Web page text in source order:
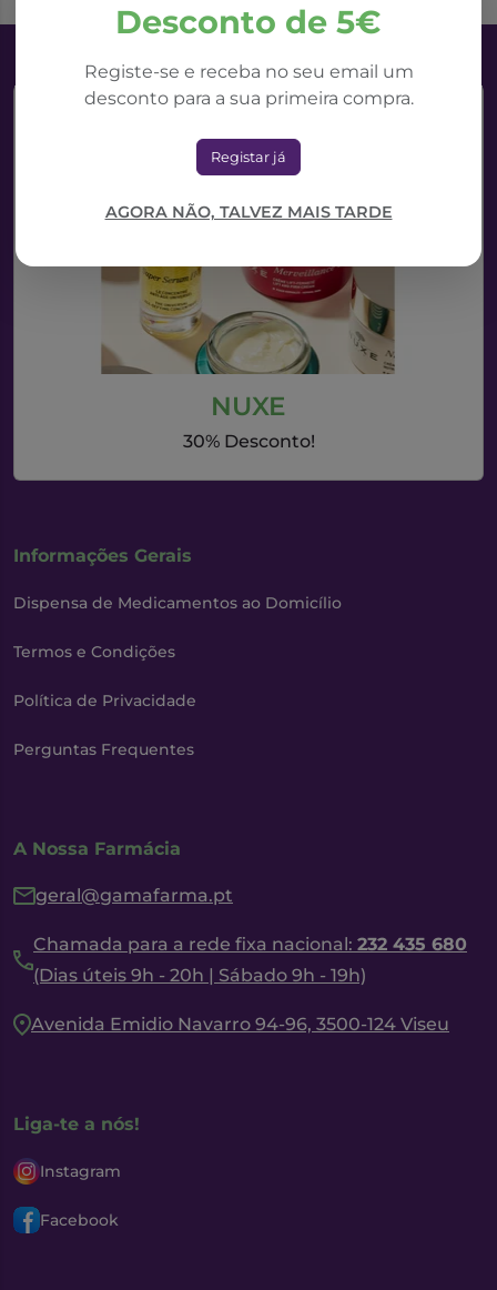
Desconto de 5€
Registe-se e receba no seu email um
desconto para a sua primeira compra.
Registar já
AGORA NÃO, TALVEZ MAIS TARDE
NUXE
30% Desconto!
Informações Gerais
Dispensa de Medicamentos ao Domicílio
Termos e Condições
Política de Privacidade
Perguntas Frequentes
A Nossa Farmácia
geral@gamafarma.pt
Chamada para a rede fixa nacional: 232 435 680
(Dias úteis 9h - 20h | Sábado 9h - 19h)
Avenida Emidio Navarro 94-96, 3500-124 Viseu
Liga-te a nós!
Instagram
Facebook